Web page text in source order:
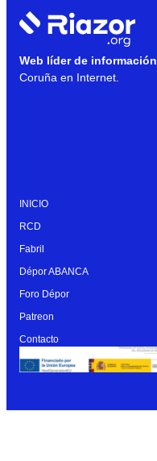
Web líder de información
Coruña en Internet.
INICIO
RCD
Fabril
Dépor ABANCA
Foro Dépor
Patreon
Contacto